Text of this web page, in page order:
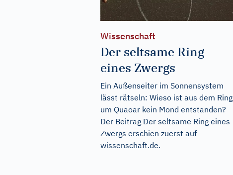
Wissenschaft
Der seltsame Ring
eines Zwergs
Ein Außenseiter im Sonnensystem
lässt rätseln: Wieso ist aus dem Ring
um Quaoar kein Mond entstanden?
Der Beitrag Der seltsame Ring eines
Zwergs erschien zuerst auf
wissenschaft.de.